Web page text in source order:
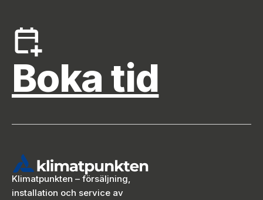
Boka tid
Klimatpunkten – försäljning,
installation och service av